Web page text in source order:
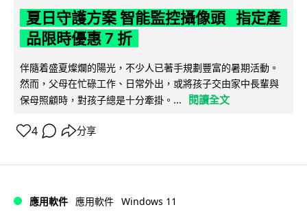
夏日守護方案 智能監控攝像頭 指定產
品限時優惠 7 折
伴隨着盛夏燦爛的陽光，不少人已著手規劃豐富的暑期活動。
然而，父母在忙碌工作、日常外出，或將孩子交由家中長輩與
保母照顧時，對孩子總是十分牽掛。...
閱讀全文
4 分享
應用軟件 應用軟件 Windows 11